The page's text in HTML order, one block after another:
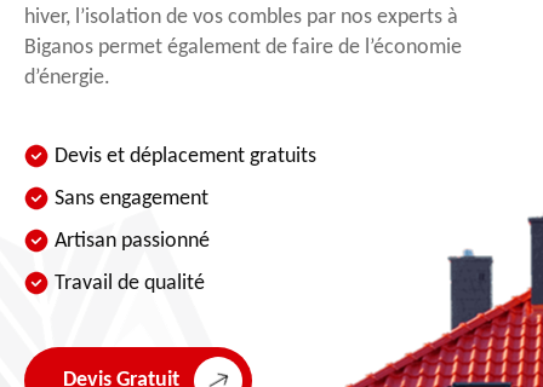
hiver, l’isolation de vos combles par nos experts à
Biganos permet également de faire de l’économie
d’énergie.
Devis et déplacement gratuits
Sans engagement
Artisan passionné
Travail de qualité
Devis Gratuit